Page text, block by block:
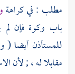
مطلب : في كراهة
باب وكوة فإن
للمستأذن أيضا (
مقابلا له ، ; لأن